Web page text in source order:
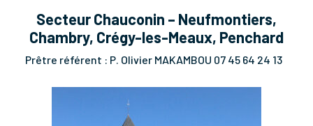
Secteur Chauconin – Neufmontiers,
Chambry, Crégy-les-Meaux, Penchard
Prêtre référent : P. Olivier MAKAMBOU 07 45 64 24 13